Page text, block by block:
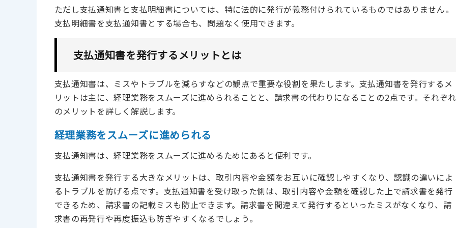
ただし支払通知書と支払明細書については、特に法的に発行が義務付けられているものではありません。
支払明細書を支払通知書とする場合も、問題なく使用できます。
支払通知書を発行するメリットとは
支払通知書は、ミスやトラブルを減らすなどの観点で重要な役割を果たします。支払通知書を発行するメ
リットは主に、経理業務をスムーズに進められることと、請求書の代わりになることの2点です。それぞ
のメリットを詳しく解説します。
経理業務をスムーズに進められる
支払通知書は、経理業務をスムーズに進めるためにあると便利です。
支払通知書を発行する大きなメリットは、取引内容や金額をお互いに確認しやすくなり、認識の違いによ
るトラブルを防げる点です。支払通知書を受け取った側は、取引内容や金額を確認した上で請求書を発行
できるため、請求書の記載ミスも防止できます。請求書を間違えて発行するといったミスがなくなり、請
求書の再発行や再度振込も防ぎやすくなるでしょう。